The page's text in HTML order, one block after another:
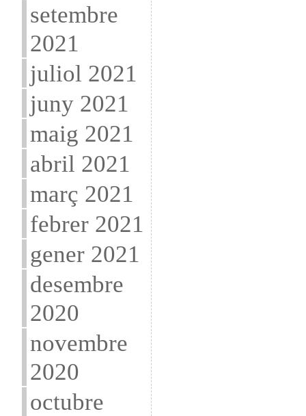
setembre
2021
juliol 2021
juny 2021
maig 2021
abril 2021
març 2021
febrer 2021
gener 2021
desembre
2020
novembre
2020
octubre